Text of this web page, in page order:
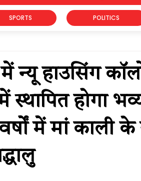
SPORTS POLITICS
हाउसिंग
स्थापित होगा
में मां काली